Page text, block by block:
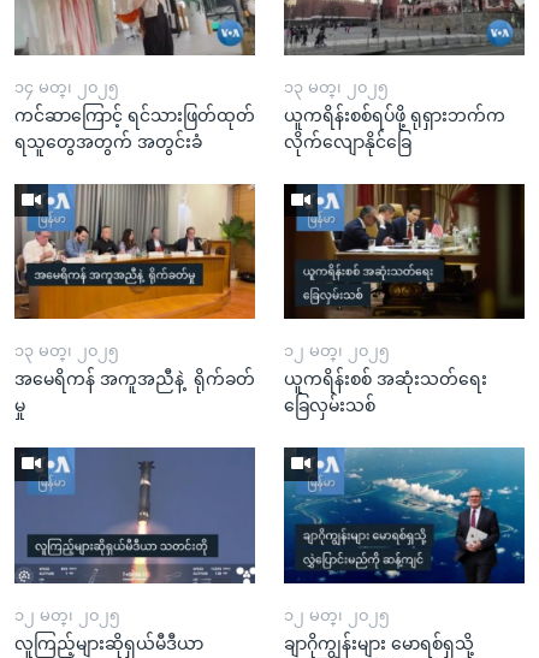
၁၄ မတ္၊ ၂၀၂၅
ကင်ဆာကြောင့် ရင်သားဖြတ်ထုတ်
ရသူတွေအတွက် အတွင်းခံ
၁၃ မတ္၊ ၂၀၂၅
ယူကရိန်းစစ်ရပ်ဖို့ ရုရှားဘက်က
လိုက်လျောနိုင်ခြေ
၁၃ မတ္၊ ၂၀၂၅
အမေရိကန် အကူအညီနဲ့ ရိုက်ခတ်
မှု
၁၂ မတ္၊ ၂၀၂၅
ယူကရိန်းစစ် အဆုံးသတ်ရေး
ခြေလှမ်းသစ်
၁၂ မတ္၊ ၂၀၂၅
လူကြည့်များဆိုရှယ်မီဒီယာ
၁၂ မတ္၊ ၂၀၂၅
ချာဂိုကျွန်းများ မောရစ်ရှသို့